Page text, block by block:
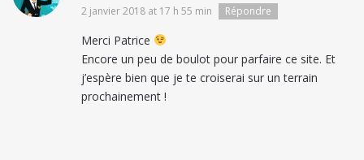
2 janvier 2018 at 17 h 55 min Répondre
Merci Patrice
Encore un peu de boulot pour parfaire ce site. Et
j’espère bien que je te croiserai sur un terrain
prochainement !